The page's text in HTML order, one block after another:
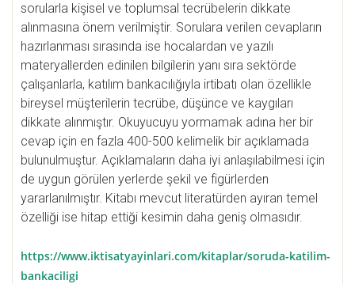
sorularla kişisel ve toplumsal tecrübelerin dikkate
alınmasına önem verilmiştir. Sorulara verilen cevapların
hazırlanması sırasında ise hocalardan ve yazılı
materyallerden edinilen bilgilerin yanı sıra sektörde
çalışanlarla, katılım bankacılığıyla irtibatı olan özellikle
bireysel müşterilerin tecrübe, düşünce ve kaygıları
dikkate alınmıştır. Okuyucuyu yormamak adına her bir
cevap için en fazla 400-500 kelimelik bir açıklamada
bulunulmuştur. Açıklamaların daha iyi anlaşılabilmesi için
de uygun görülen yerlerde şekil ve figürlerden
yararlanılmıştır. Kitabı mevcut literatürden ayıran temel
özelliği ise hitap ettiği kesimin daha geniş olmasıdır.
https://www.iktisatyayinlari.com/kitaplar/soruda-katilim-
bankaciligi